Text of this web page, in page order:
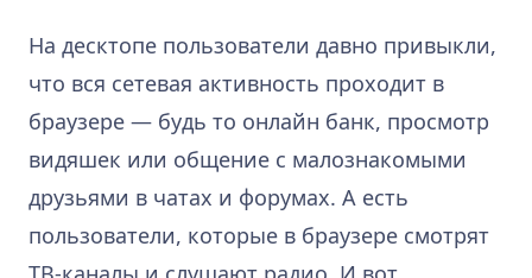
На десктопе пользователи давно привыкли,
что вся сетевая активность проходит в
браузере — будь то онлайн банк, просмотр
видяшек или общение с малознакомыми
друзьями в чатах и форумах. А есть
пользователи, которые в браузере смотрят